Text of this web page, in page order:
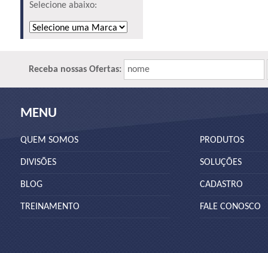
Selecione abaixo:
Receba nossas Ofertas: nome
MENU
QUEM SOMOS
DIVISÕES
BLOG
TREINAMENTO
PRODUTOS
SOLUÇÕES
CADASTRO
FALE CONOSCO